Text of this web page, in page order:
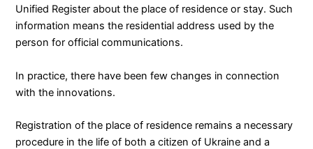
Unified Register about the place of residence or stay. Such
information means the residential address used by the
person for official communications.
In practice, there have been few changes in connection
with the innovations.
Registration of the place of residence remains a necessary
procedure in the life of both a citizen of Ukraine and a